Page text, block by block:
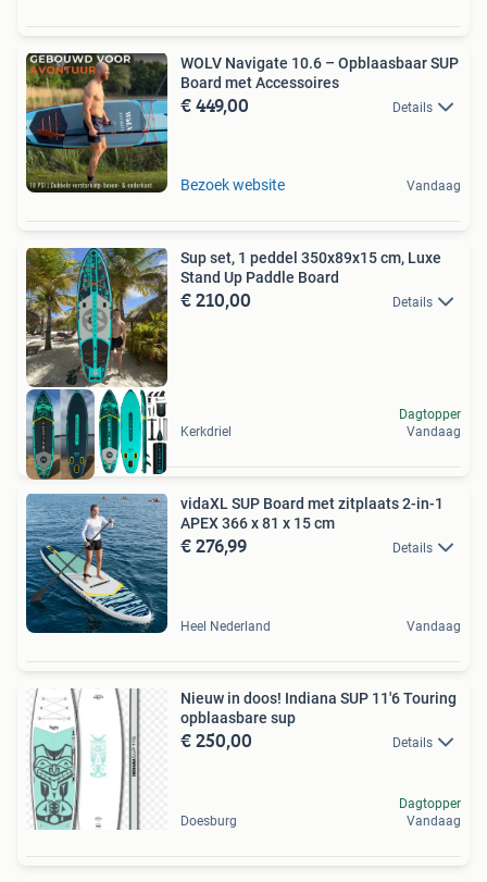
WOLV Navigate 10.6 – Opblaasbaar SUP
Board met Accessoires
€ 449,00 Details
Bezoek website Vandaag
Sup set, 1 peddel 350x89x15 cm, Luxe
Stand Up Paddle Board
€ 210,00 Details
Kerkdriel
Dagtopper
Vandaag
vidaXL SUP Board met zitplaats 2-in-1
APEX 366 x 81 x 15 cm
€ 276,99 Details
Heel Nederland Vandaag
Nieuw in doos! Indiana SUP 11'6 Touring
opblaasbare sup
€ 250,00 Details
Doesburg
Dagtopper
Vandaag